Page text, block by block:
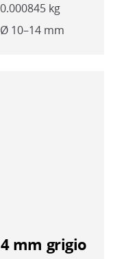
0.000845 kg
Ø 10–14 mm
mm grigio